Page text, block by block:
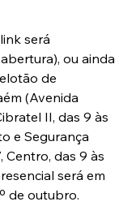
será
ou ainda
de
(Avenida
II, das 9 às
e Segurança
Centro, das 9 às
será em
de outubro.